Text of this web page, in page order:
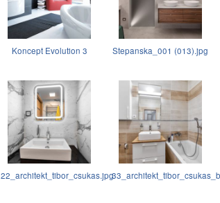
Koncept Evolution 3 Stepanska_001 (013).jpg
22_architekt_tibor_csukas.jpg